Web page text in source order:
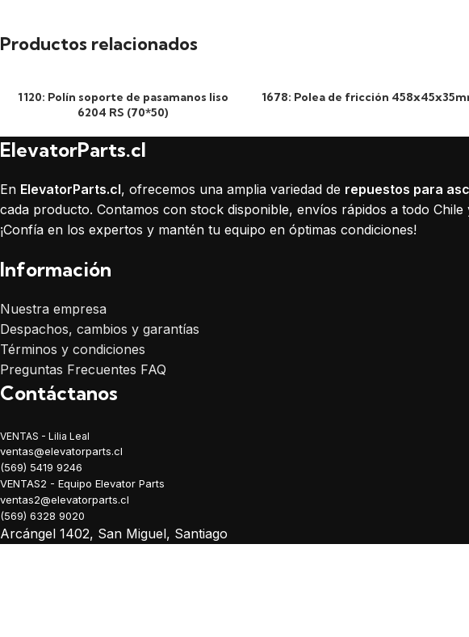
Productos relacionados
1120: Polín soporte de pasamanos liso
6204 RS (70*50)
1678: Polea de fricción
ElevatorParts.cl
En ElevatorParts.cl, ofrecemos una amplia variedad de repuestos para
cada producto. Contamos con stock disponible, envíos rápidos a todo
¡Confía en los expertos y mantén tu equipo en óptimas condiciones!
Información
Nuestra empresa
Despachos, cambios y garantías
Términos y condiciones
Preguntas Frecuentes FAQ
Contáctanos
VENTAS - Lilia Leal
ventas@elevatorparts.cl
(569) 5419 9246
VENTAS2 - Equipo Elevator Parts
ventas2@elevatorparts.cl
(569) 6328 9020
Arcángel 1402, San Miguel, Santiago